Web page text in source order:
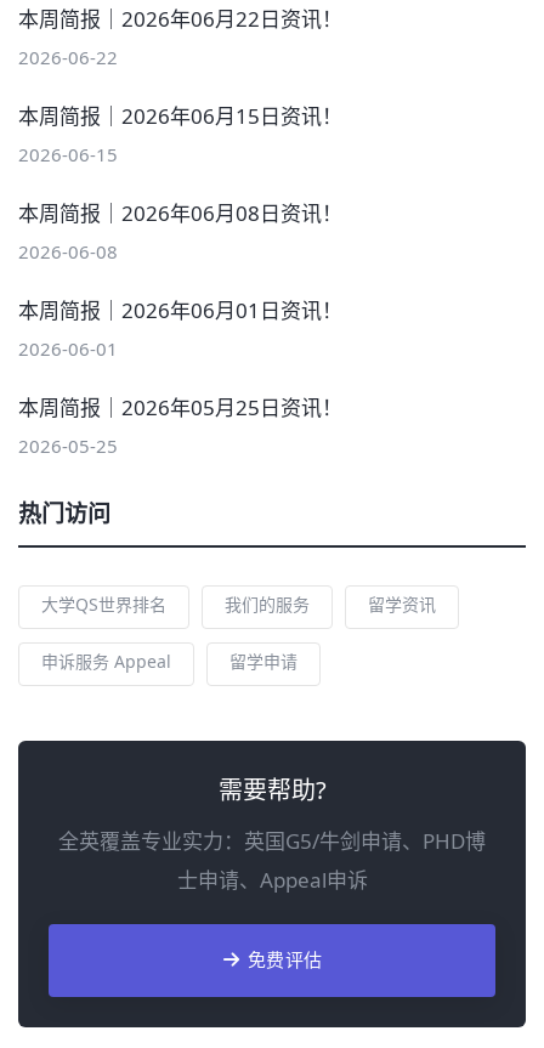
本周简报｜2026年06月22日资讯！
2026-06-22
本周简报｜2026年06月15日资讯！
2026-06-15
本周简报｜2026年06月08日资讯！
2026-06-08
本周简报｜2026年06月01日资讯！
2026-06-01
本周简报｜2026年05月25日资讯！
2026-05-25
热门访问
大学QS世界排名 我们的服务 留学资讯
申诉服务 Appeal 留学申请
需要帮助?
全英覆盖专业实力：英国G5/牛剑申请、PHD博
士申请、Appeal申诉
免费评估